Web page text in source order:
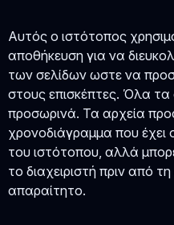
Αυτός ο ιστότοπος
αποθήκευση για να
των σελίδων ωστε να
στους επισκέπτες. Όλα τα
προσωρινά. Τα αρχεία
χρονοδιάγραμμα που έχει
του ιστότοπου, αλλά
το διαχειριστή πριν από
απαραίτητο.